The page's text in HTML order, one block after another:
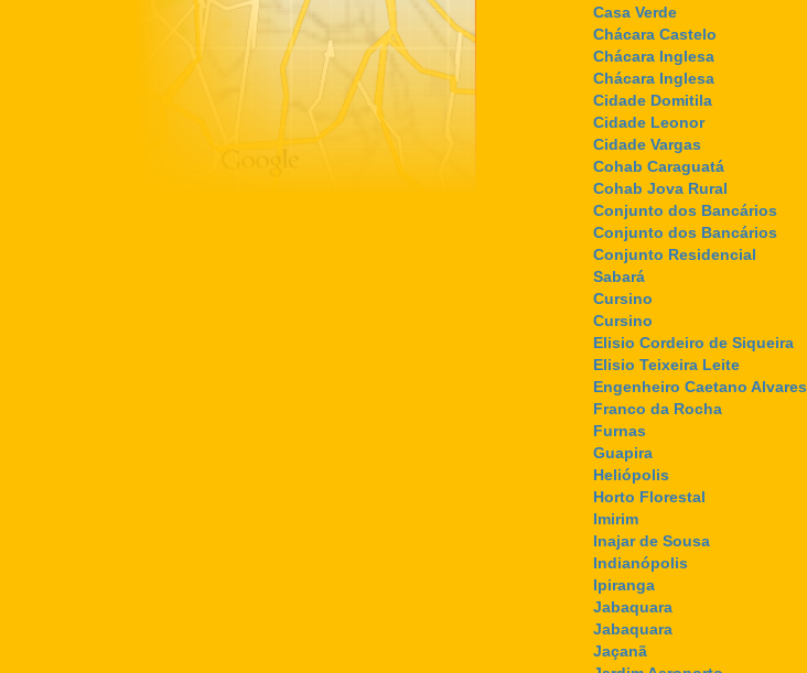
Casa Verde
Chácara Castelo
Chácara Inglesa
Chácara Inglesa
Cidade Domitila
Cidade Leonor
Cidade Vargas
Cohab Caraguatá
Cohab Jova Rural
Conjunto dos Bancários
Conjunto dos Bancários
Conjunto Residencial
Sabará
Cursino
Cursino
Elisio Cordeiro de Siqueira
Elisio Teixeira Leite
Engenheiro Caetano Alvares
Franco da Rocha
Furnas
Guapira
Heliópolis
Horto Florestal
Imirim
Inajar de Sousa
Indianópolis
Ipiranga
Jabaquara
Jabaquara
Jaçanã